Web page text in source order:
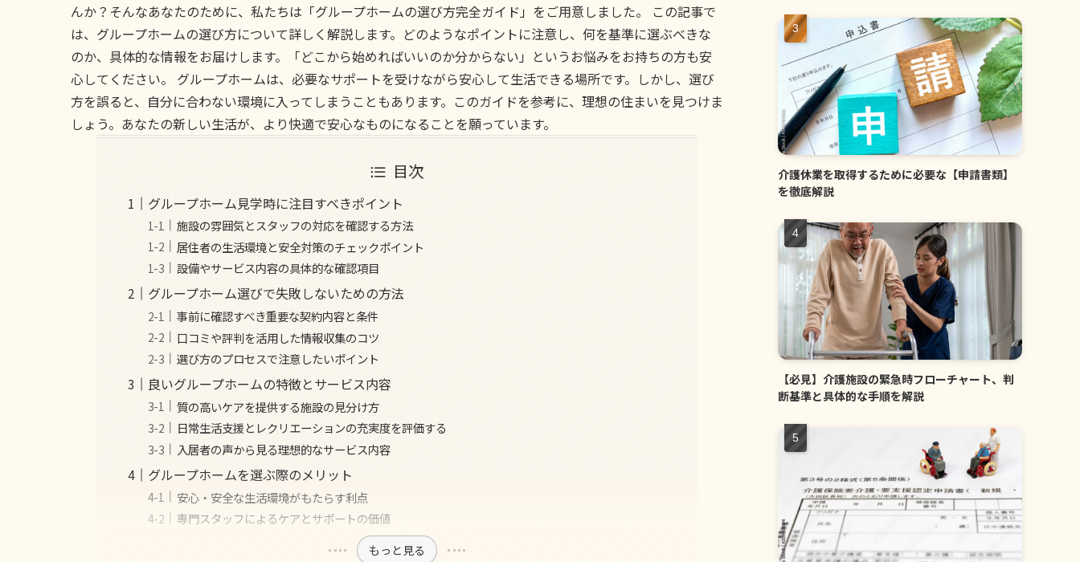
んか？そんなあなたのために、私たちは「グループホームの選び方完全ガイド」をご用意しました。 この記事で
は、グループホームの選び方について詳しく解説します。どのようなポイントに注意し、何を基準に選ぶべきな
のか、具体的な情報をお届けします。「どこから始めればいいのか分からない」というお悩みをお持ちの方も安
心してください。 グループホームは、必要なサポートを受けながら安心して生活できる場所です。しかし、選び
方を誤ると、自分に合わない環境に入ってしまうこともあります。このガイドを参考に、理想の住まいを見つけま
しょう。あなたの新しい生活が、より快適で安心なものになることを願っています。
目次
グループホーム見学時に注目すべきポイント
施設の雰囲気とスタッフの対応を確認する方法
居住者の生活環境と安全対策のチェックポイント
設備やサービス内容の具体的な確認項目
グループホーム選びで失敗しないための方法
事前に確認すべき重要な契約内容と条件
口コミや評判を活用した情報収集のコツ
選び方のプロセスで注意したいポイント
良いグループホームの特徴とサービス内容
質の高いケアを提供する施設の見分け方
日常生活支援とレクリエーションの充実度を評価する
入居者の声から見る理想的なサービス内容
グループホームを選ぶ際のメリット
安心・安全な生活環境がもたらす利点
専門スタッフによるケアとサポートの価値
もっと見る
介護休業を取得するために必要な【申請書類】
を徹底解説
【必見】介護施設の緊急時フローチャート、判
断基準と具体的な手順を解説